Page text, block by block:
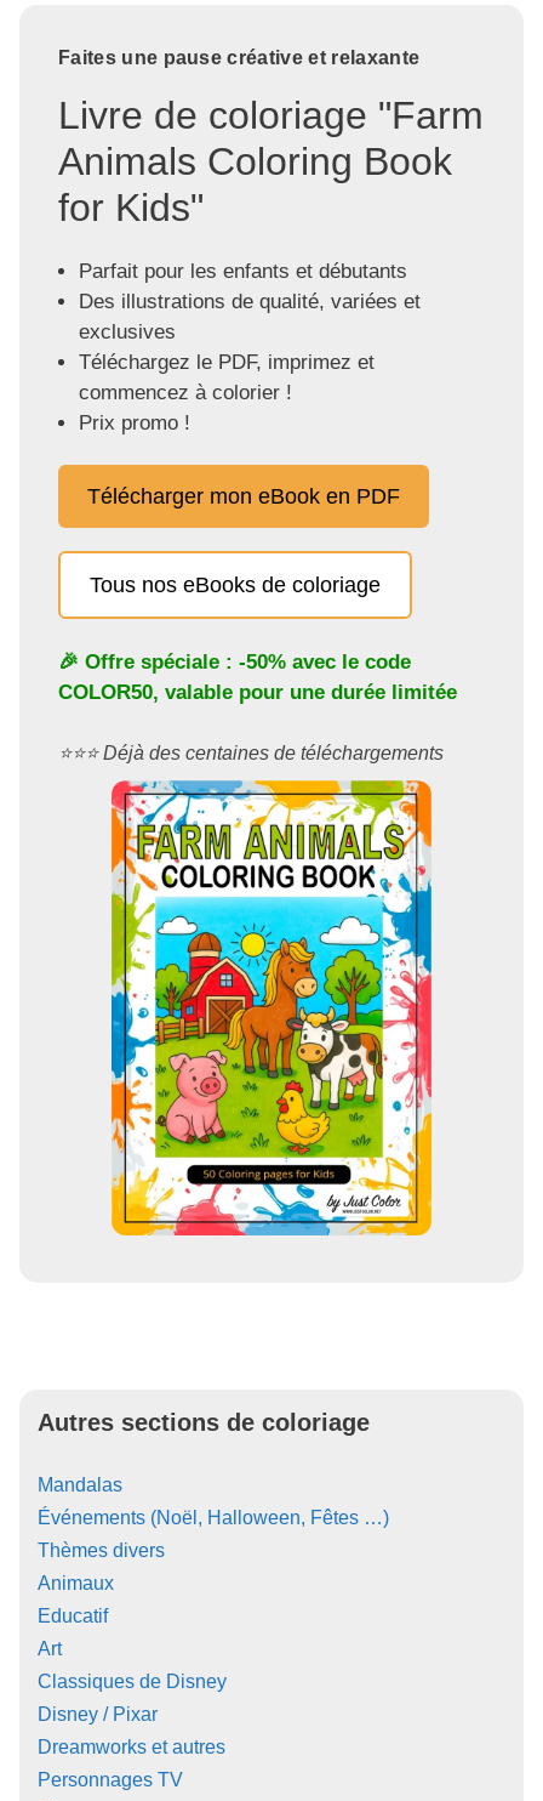
Faites une pause créative et relaxante
Livre de coloriage "Farm
Animals Coloring Book
for Kids"
Parfait pour les enfants et débutants
Des illustrations de qualité, variées et
exclusives
Téléchargez le PDF, imprimez et
commencez à colorier !
Prix promo !
Télécharger mon eBook en PDF
Tous nos eBooks de coloriage
🎉 Offre spéciale : -50% avec le code
COLOR50, valable pour une durée limitée
⭐️⭐️⭐️ Déjà des centaines de téléchargements
Autres sections de coloriage
Mandalas
Événements (Noël, Halloween, Fêtes …)
Thèmes divers
Animaux
Educatif
Art
Classiques de Disney
Disney / Pixar
Dreamworks et autres
Personnages TV